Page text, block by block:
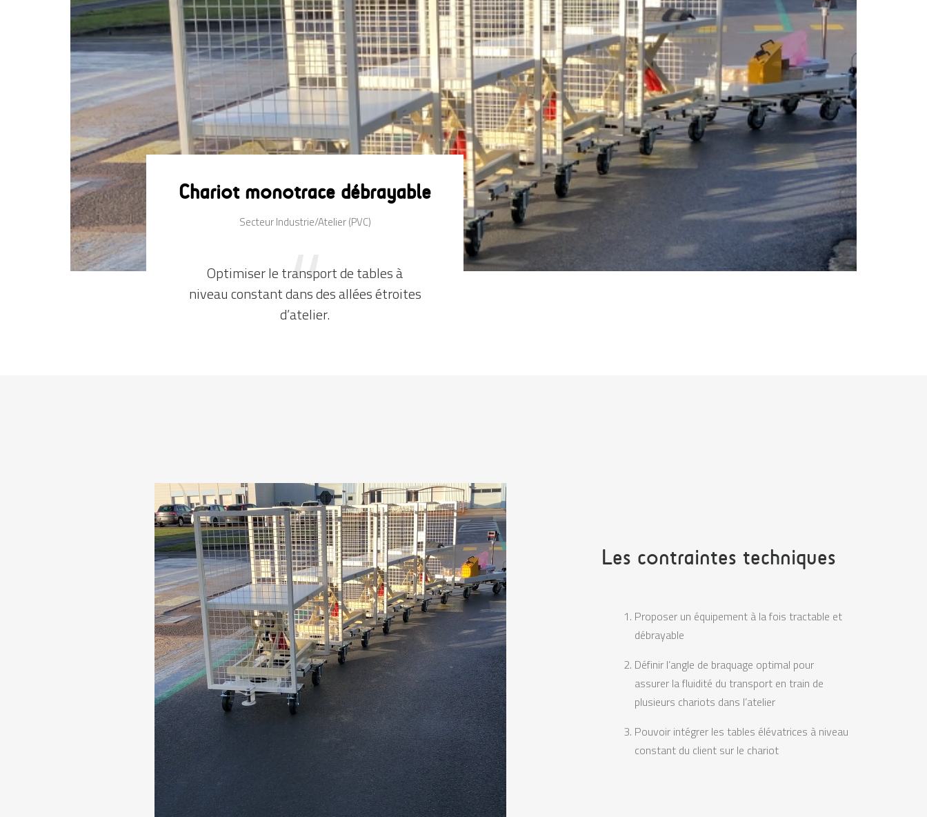
de
sièges
ergonomiques.
Chariot monotrace débrayable
Secteur Industrie/Atelier (PVC)
Optimiser le transport de tables à
niveau constant dans des allées étroites
d’atelier.
Les contraintes techniques
Proposer un équipement à la fois tractable et
débrayable
Définir l’angle de braquage optimal pour
assurer la fluidité du transport en train de
plusieurs chariots dans l’atelier
Pouvoir intégrer les tables élévatrices à niveau
constant du client sur le chariot